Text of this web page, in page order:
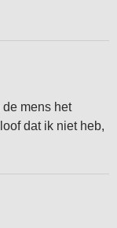
de mens het
dat ik niet heb,